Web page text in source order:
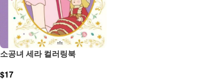
소공녀 세라 컬러링북
$17